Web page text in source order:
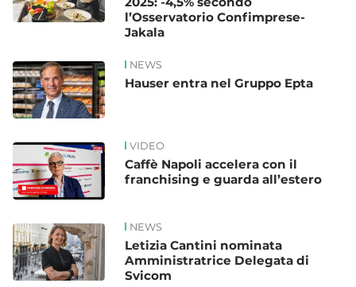
l’Osservatorio Confimprese-
Jakala
NEWS
Hauser entra nel Gruppo Epta
VIDEO
Caffè Napoli accelera con il
franchising e guarda all’estero
NEWS
Letizia Cantini nominata
Amministratrice Delegata di
Svicom